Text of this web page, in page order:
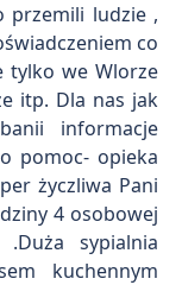
przemili ludzie ,
co
tylko we Wlorze
itp. Dla nas jak
informacje
pomoc- opieka
życzliwa Pani
4 osobowej
sypialnia
kuchennym